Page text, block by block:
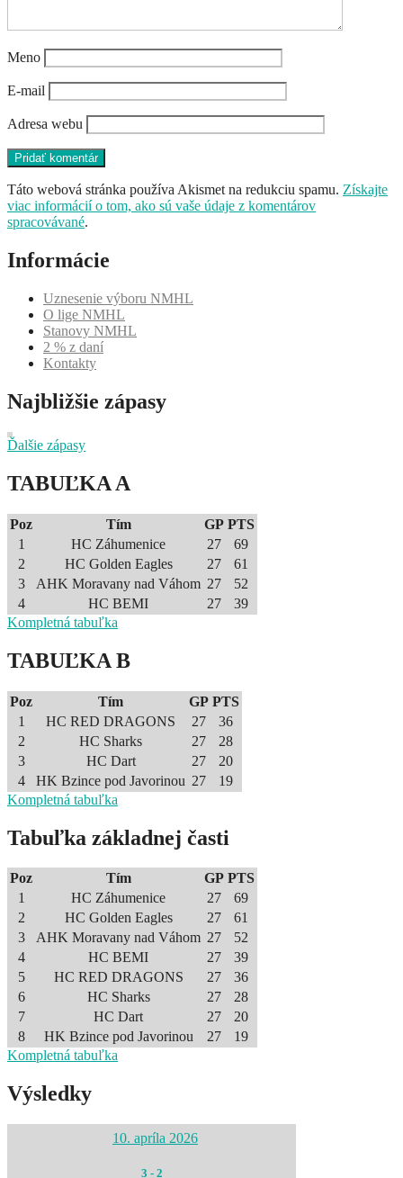
Meno
E-mail
Adresa webu
Táto webová stránka používa Akismet na redukciu spamu. Získajte
viac informácií o tom, ako sú vaše údaje z komentárov
spracovávané.
Informácie
Uznesenie výboru NMHL
O lige NMHL
Stanovy NMHL
2 % z daní
Kontakty
Najbližšie zápasy
Ďalšie zápasy
TABUĽKA A
Poz Tím GP PTS
1
HC Záhumenice 27
69
2
HC Golden Eagles 27
61
3
AHK Moravany nad Váhom 27
52
4
HC BEMI 27
39
Kompletná tabuľka
TABUĽKA B
Poz Tím GP PTS
1
HC RED DRAGONS 27
36
2
HC Sharks 27
28
3
HC Dart 27
20
4
HK Bzince pod Javorinou 27
19
Kompletná tabuľka
Tabuľka základnej časti
Poz Tím GP PTS
1
HC Záhumenice 27
69
2
HC Golden Eagles 27
61
3
AHK Moravany nad Váhom 27
52
4
HC BEMI 27
39
5
HC RED DRAGONS 27
36
6
HC Sharks 27
28
7
HC Dart 27
20
8
HK Bzince pod Javorinou 27
19
Kompletná tabuľka
Výsledky
10. apríla 2026
3 - 2